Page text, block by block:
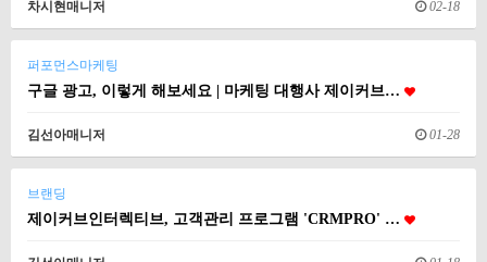
차시현매니저 02-18
퍼포먼스마케팅
구글 광고, 이렇게 해보세요 | 마케팅 대행사 제이커브…
김선아매니저 01-28
브랜딩
제이커브인터렉티브, 고객관리 프로그램 'CRMPRO' …